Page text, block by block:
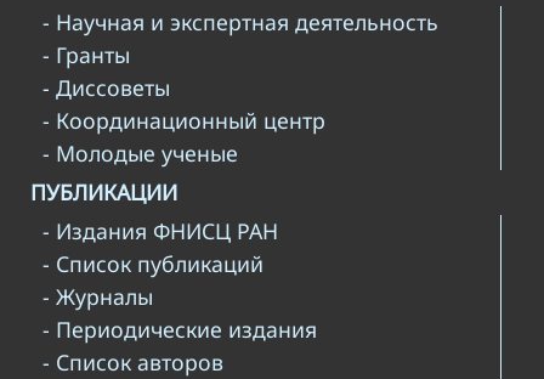
- Научная и экспертная деятельность
- Гранты
- Диссоветы
- Координационный центр
- Молодые ученые
ПУБЛИКАЦИИ
- Издания ФНИСЦ РАН
- Список публикаций
- Журналы
- Периодические издания
- Список авторов